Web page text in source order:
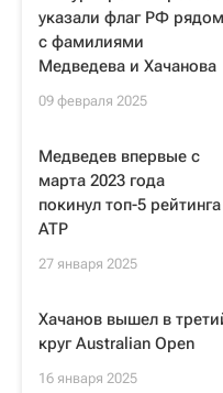
указали флаг РФ рядом
с фамилиями
Медведева и Хачанова
09 февраля 2025
Медведев впервые с
марта 2023 года
покинул топ-5 рейтинга
ATP
27 января 2025
Хачанов вышел в
круг Australian Open
16 января 2025